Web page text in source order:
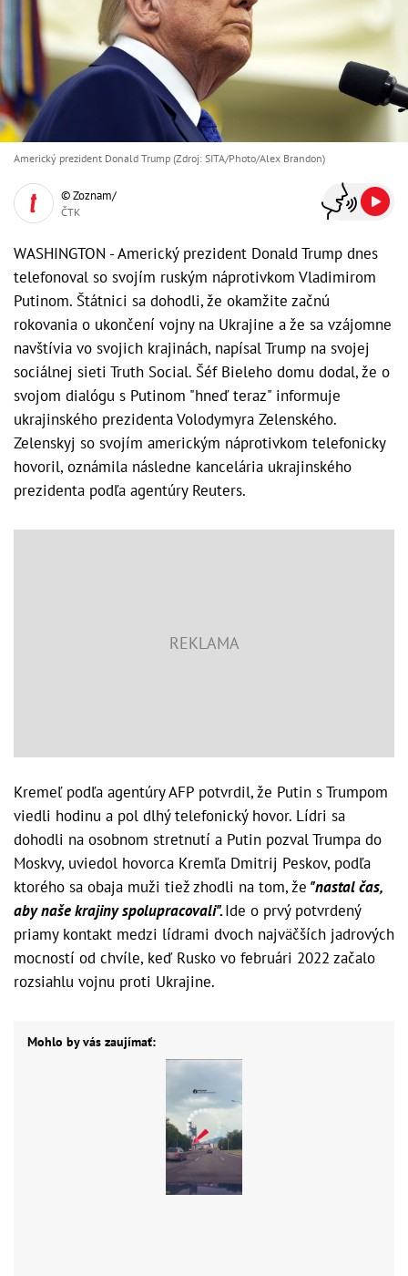
Americký prezident Donald Trump (Zdroj: SITA/Photo/Alex Brandon)
© Zoznam/
ČTK
WASHINGTON - Americký prezident Donald Trump dnes
telefonoval so svojím ruským náprotivkom Vladimirom
Putinom. Štátnici sa dohodli, že okamžite začnú
rokovania o ukončení vojny na Ukrajine a že sa vzájomne
navštívia vo svojich krajinách, napísal Trump na svojej
sociálnej sieti Truth Social. Šéf Bieleho domu dodal, že o
svojom dialógu s Putinom "hneď teraz" informuje
ukrajinského prezidenta Volodymyra Zelenského.
Zelenskyj so svojím americkým náprotivkom telefonicky
hovoril, oznámila následne kancelária ukrajinského
prezidenta podľa agentúry Reuters.
Kremeľ podľa agentúry AFP potvrdil, že Putin s Trumpom
viedli hodinu a pol dlhý telefonický hovor. Lídri sa
dohodli na osobnom stretnutí a Putin pozval Trumpa do
Moskvy, uviedol hovorca Kremľa Dmitrij Peskov, podľa
ktorého sa obaja muži tiež zhodli na tom, že "nastal čas,
aby naše krajiny spolupracovali".Ide o prvý potvrdený
priamy kontakt medzi lídrami dvoch najväčších jadrových
mocností od chvíle, keď Rusko vo februári 2022 začalo
rozsiahlu vojnu proti Ukrajine.
Mohlo by vás zaujímať: